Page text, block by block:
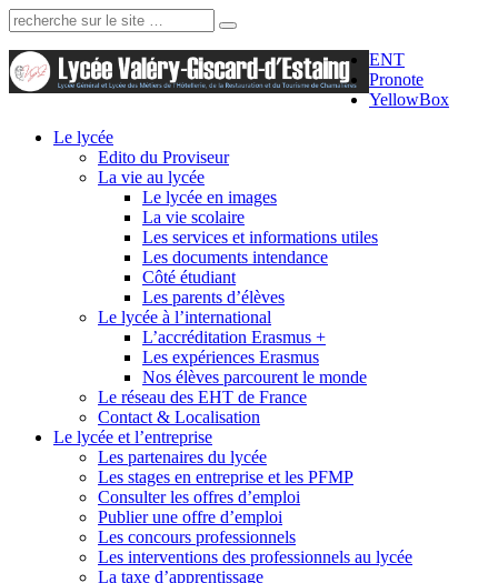
Recherche:
ENT
Pronote
YellowBox
Le lycée
Edito du Proviseur
La vie au lycée
Le lycée en images
La vie scolaire
Les services et informations utiles
Les documents intendance
Côté étudiant
Les parents d’élèves
Le lycée à l’international
L’accréditation Erasmus +
Les expériences Erasmus
Nos élèves parcourent le monde
Le réseau des EHT de France
Contact & Localisation
Le lycée et l’entreprise
Les partenaires du lycée
Les stages en entreprise et les PFMP
Consulter les offres d’emploi
Publier une offre d’emploi
Les concours professionnels
Les interventions des professionnels au lycée
La taxe d’apprentissage